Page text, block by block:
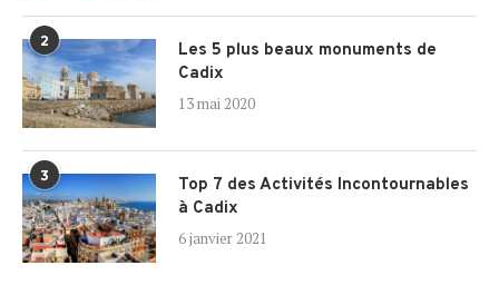
2
Les 5 plus beaux monuments de
Cadix
13 mai 2020
3
Top 7 des Activités Incontournables
à Cadix
6 janvier 2021